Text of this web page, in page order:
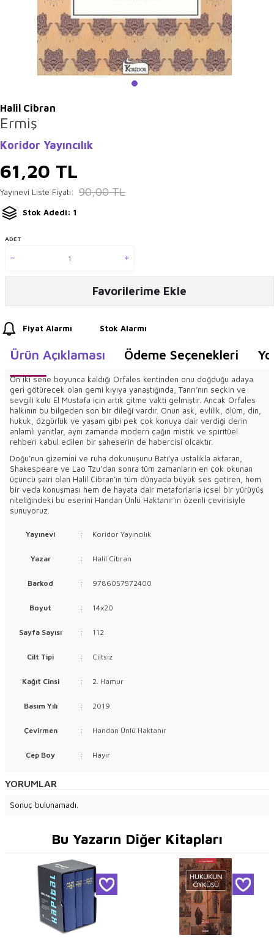
Halil Cibran
Ermiş
Koridor Yayıncılık
61,20 TL
Yayınevi Liste Fiyatı: 90,00TL
Stok Adedi: 1
ADET
Favorilerime Ekle
Fiyat Alarmı Stok Alarmı
Ürün Açıklaması Ödeme Seçenekleri
On iki sene boyunca kaldığı Orfales kentinden onu doğduğu adaya
geri götürecek olan gemi kıyıya yanaştığında, Tanrı’nın seçkin ve
sevgili kulu El Mustafa için artık gitme vakti gelmiştir. Ancak Orfales
halkının bu bilgeden son bir dileği vardır. Onun aşk, evlilik, ölüm, din,
hukuk, özgürlük ve yaşam gibi pek çok konuya dair verdiği derin
anlamlı yanıtlar, aynı zamanda modern çağın mistik ve spiritüel
rehberi kabul edilen bir şaheserin de habercisi olcaktır.
Doğu’nun gizemini ve ruha dokunuşunu Batı’ya ustalıkla aktaran,
Shakespeare ve Lao Tzu’dan sonra tüm zamanların en çok okunan
üçüncü şairi olan Halil Cibran’ın tüm dünyada büyük ses getiren, hem
bir veda konuşması hem de hayata dair metaforlarla içsel bir yürüyüş
niteliğindeki bu eserini Handan Ünlü Haktanır’ın özenli çevirisiyle
sunuyoruz.
Yayınevi : Koridor Yayıncılık
Yazar : Halil Cibran
Barkod : 9786057572400
Boyut : 14x20
Sayfa Sayısı : 112
Cilt Tipi : Ciltsiz
Kağıt Cinsi : 2. Hamur
Basım Yılı : 2019
Çevirmen : Handan Ünlü Haktanır
Cep Boy : Hayır
YORUMLAR
Sonuç bulunamadı.
Bu Yazarın Diğer Kitapları